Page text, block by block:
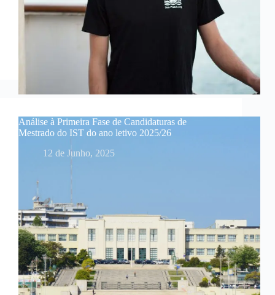
Análise à Primeira Fase de Candidaturas de
Mestrado do IST do ano letivo 2025/26
12 de Junho, 2025